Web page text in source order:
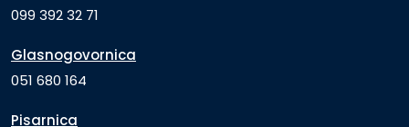
099 392 32 71
Glasnogovornica
051 680 164
Pisarnica